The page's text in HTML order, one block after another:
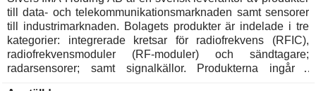
till data- och telekommunikationsmarknaden samt sensorer
till industrimarknaden. Bolagets produkter är indelade i tre
kategorier: integrerade kretsar för radiofrekvens (RFIC),
radiofrekvensmoduler (RF-moduler) och sändtagare;
radarsensorer; samt signalkällor. Produkterna ingår i